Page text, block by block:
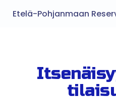
Etelä-Pohjanmaan